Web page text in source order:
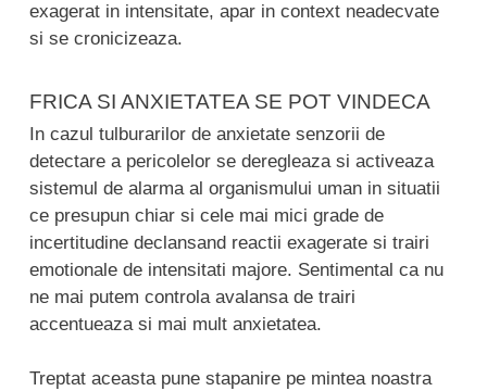
exagerat in intensitate, apar in context neadecvate
si se cronicizeaza.
FRICA SI ANXIETATEA SE POT VINDECA
In cazul tulburarilor de anxietate senzorii de
detectare a pericolelor se deregleaza si activeaza
sistemul de alarma al organismului uman in situatii
ce presupun chiar si cele mai mici grade de
incertitudine declansand reactii exagerate si trairi
emotionale de intensitati majore. Sentimental ca nu
ne mai putem controla avalansa de trairi
accentueaza si mai mult anxietatea.
Treptat aceasta pune stapanire pe mintea noastra